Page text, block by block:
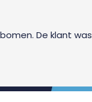
De klant